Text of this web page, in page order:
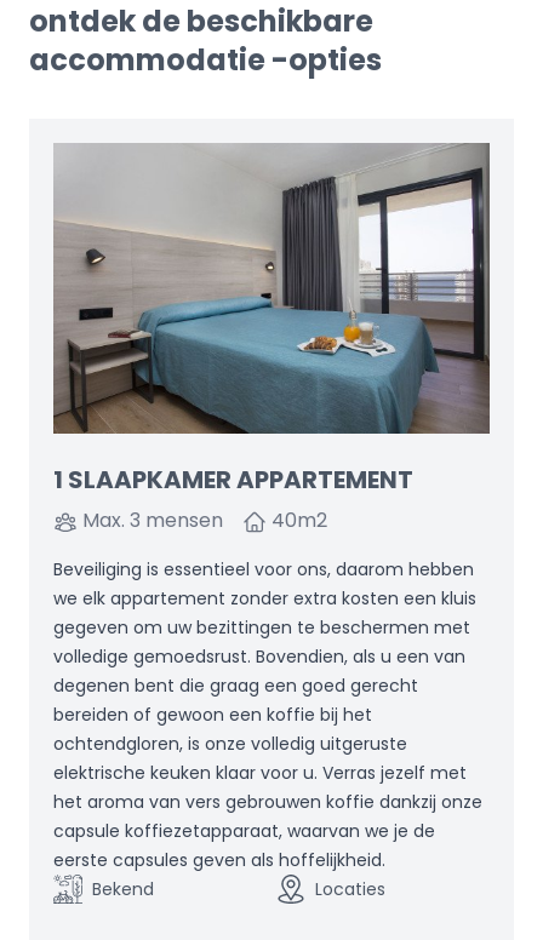
ontdek de beschikbare
accommodatie -opties
1 SLAAPKAMER APPARTEMENT
Max. 3 mensen 40m2
Beveiliging is essentieel voor ons, daarom hebben
we elk appartement zonder extra kosten een kluis
gegeven om uw bezittingen te beschermen met
volledige gemoedsrust. Bovendien, als u een van
degenen bent die graag een goed gerecht
bereiden of gewoon een koffie bij het
ochtendgloren, is onze volledig uitgeruste
elektrische keuken klaar voor u. Verras jezelf met
het aroma van vers gebrouwen koffie dankzij onze
capsule koffiezetapparaat, waarvan we je de
eerste capsules geven als hoffelijkheid.
Bekend
Locaties